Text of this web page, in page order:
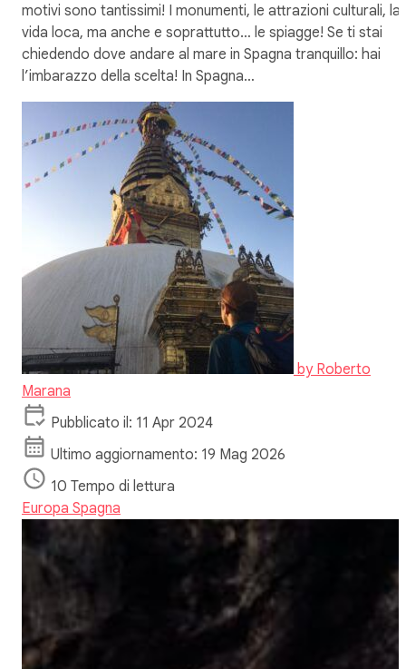
motivi sono tantissimi! I monumenti, le attrazioni culturali, la
vida loca, ma anche e soprattutto… le spiagge! Se ti stai
chiedendo dove andare al mare in Spagna tranquillo: hai
l’imbarazzo della scelta! In Spagna…
by Roberto
Marana
Pubblicato il: 11 Apr 2024
Ultimo aggiornamento: 19 Mag 2026
10 Tempo di lettura
Europa Spagna